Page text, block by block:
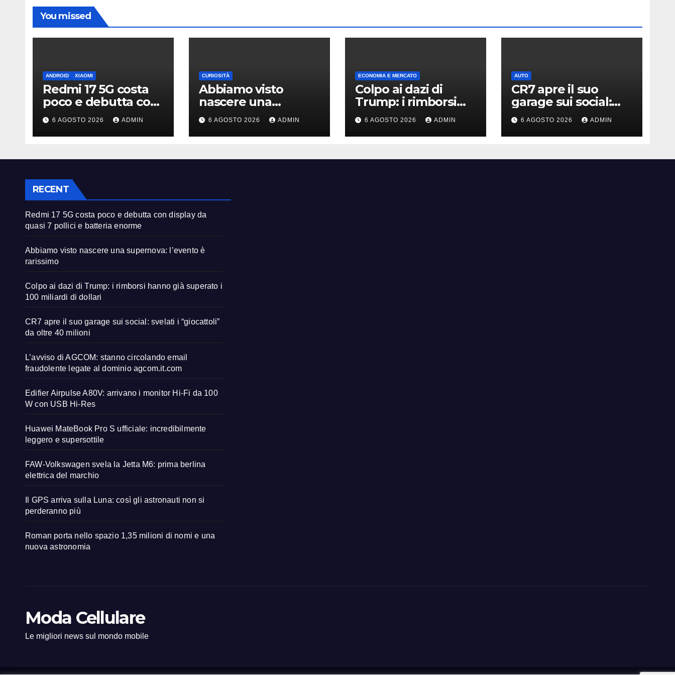
You missed
ANDROID XIAOMI
Redmi 17 5G costa
poco e debutta con
display da quasi 7
pollici e batteria
enorme
6 AGOSTO 2026 ADMIN
CURIOSITÀ
Abbiamo visto
nascere una
supernova: l’evento
è rarissimo
6 AGOSTO 2026 ADMIN
ECONOMIA E MERCATO
Colpo ai dazi di
Trump: i rimborsi
hanno già superato i
100 miliardi di dollari
6 AGOSTO 2026 ADMIN
AUTO
CR7 apre il suo
garage sui social:
svelati i “giocattoli”
da oltre 40 milioni
6 AGOSTO 2026 ADMIN
RECENT
Redmi 17 5G costa poco e debutta con display da
quasi 7 pollici e batteria enorme
Abbiamo visto nascere una supernova: l’evento è
rarissimo
Colpo ai dazi di Trump: i rimborsi hanno già superato i
100 miliardi di dollari
CR7 apre il suo garage sui social: svelati i “giocattoli”
da oltre 40 milioni
L’avviso di AGCOM: stanno circolando email
fraudolente legate al dominio agcom.it.com
Edifier Airpulse A80V: arrivano i monitor Hi-Fi da 100
W con USB Hi-Res
Huawei MateBook Pro S ufficiale: incredibilmente
leggero e supersottile
FAW-Volkswagen svela la Jetta M6: prima berlina
elettrica del marchio
Il GPS arriva sulla Luna: così gli astronauti non si
perderanno più
Roman porta nello spazio 1,35 milioni di nomi e una
nuova astronomia
Moda Cellulare
Le migliori news sul mondo mobile